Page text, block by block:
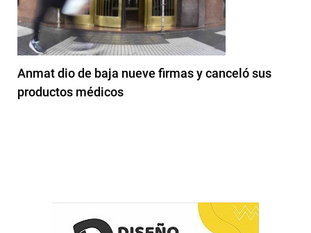
Anmat dio de baja nueve firmas y canceló sus
productos médicos